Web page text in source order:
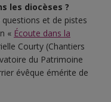
les diocèses ?
questions et de pistes
« Écoute dans la
Courty (Chantiers
du Patrimoine
évêque émérite de